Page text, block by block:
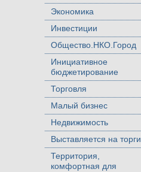
Экономика
Инвестиции
Общество.НКО.Город
Инициативное
бюджетирование
Торговля
Малый бизнес
Недвижимость
Выставляется на торги
Территория,
комфортная для